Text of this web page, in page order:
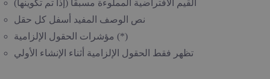
القيم الافتراضية المملوءة مسبقًا (إذا تم تكوينها)
نص الوصف المفيد أسفل كل حقل
مؤشرات الحقول الإلزامية (*)
تظهر فقط الحقول الإلزامية أثناء الإنشاء الأولي